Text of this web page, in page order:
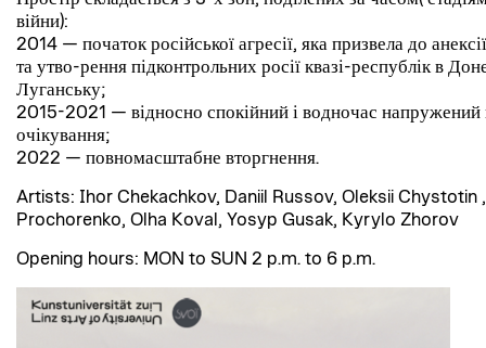
війни):
2014 — початок російської агресії, яка призвела до
та утво-рення підконтрольних росії квазі-республік в
Луганську;
2015-2021 — відносно спокійний і водночас напружений
очікування;
2022 — повномасштабне вторгнення.
Artists: Ihor Chekachkov, Daniil Russov, Oleksii Chystotin
Prochorenko, Olha Koval, Yosyp Gusak, Kyrylo Zhorov
Opening hours: MON to SUN 2 p.m. to 6 p.m.